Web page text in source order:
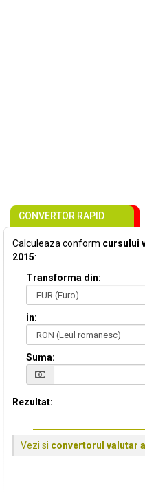
CONVERTOR RAPID
Calculeaza conform cursului
2015:
Transforma din:
in:
Suma:
Rezultat:
Vezi si convertorul valutar